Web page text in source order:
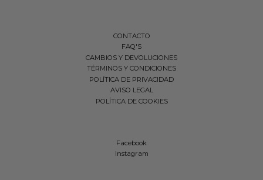
CONTACTO
FAQ'S
CAMBIOS Y DEVOLUCIONES
TÉRMINOS Y CONDICIONES
POLÍTICA DE PRIVACIDAD
AVISO LEGAL
POLÍTICA DE COOKIES
Facebook
Instagram